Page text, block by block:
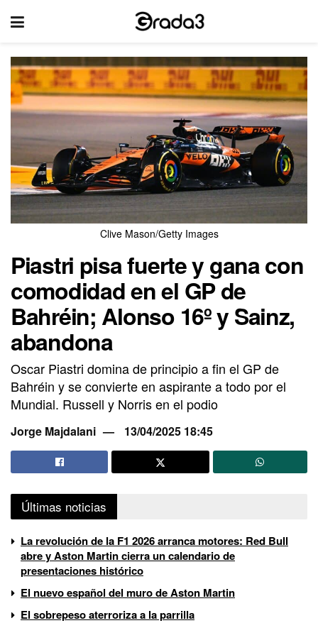
Clive Mason/Getty Images
Piastri pisa fuerte y gana con
comodidad en el GP de
Bahréin; Alonso 16º y Sainz,
abandona
Oscar Piastri domina de principio a fin el GP de
Bahréin y se convierte en aspirante a todo por el
Mundial. Russell y Norris en el podio
Jorge Majdalani 13/04/2025 18:45
Últimas noticias
La revolución de la F1 2026 arranca motores: Red Bull
abre y Aston Martin cierra un calendario de
presentaciones histórico
El nuevo español del muro de Aston Martin
El sobrepeso aterroriza a la parrilla